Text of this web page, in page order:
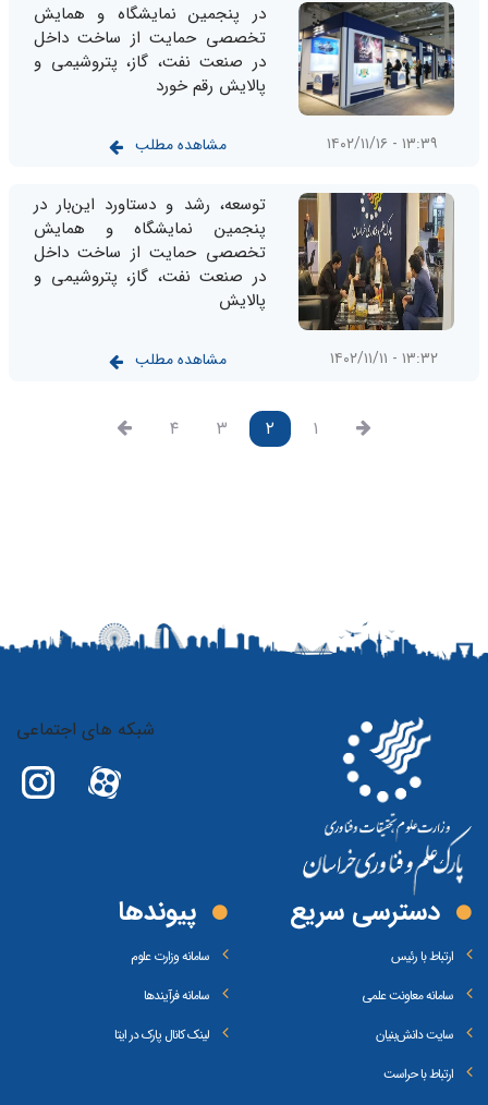
در پنجمین نمایشگاه و همایش
تخصصی حمایت از ساخت داخل
در صنعت نفت، گاز، پتروشیمی و
پالایش رقم خورد
۱۳:۳۹ - ۱۴۰۲/۱۱/۱۶ مشاهده مطلب
توسعه، رشد و دستاورد این‌بار در
پنجمین نمایشگاه و همایش
تخصصی حمایت از ساخت داخل
در صنعت نفت، گاز، پتروشیمی و
پالایش
۱۳:۳۲ - ۱۴۰۲/۱۱/۱۱ مشاهده مطلب
۱ ۲ ۳ ۴
شبکه های اجتماعی
دسترسی سریع
ارتباط با رئیس
سامانه معاونت علمی
سایت دانش‌بنیان
ارتباط با حراست
پیوند‌ها
سامانه وزارت علوم
سامانه فرآیندها
لینک کانال پارک در ایتا